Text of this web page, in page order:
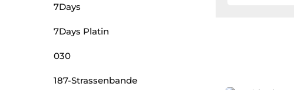
7Days
7Days Platin
030
187-Strassenbande